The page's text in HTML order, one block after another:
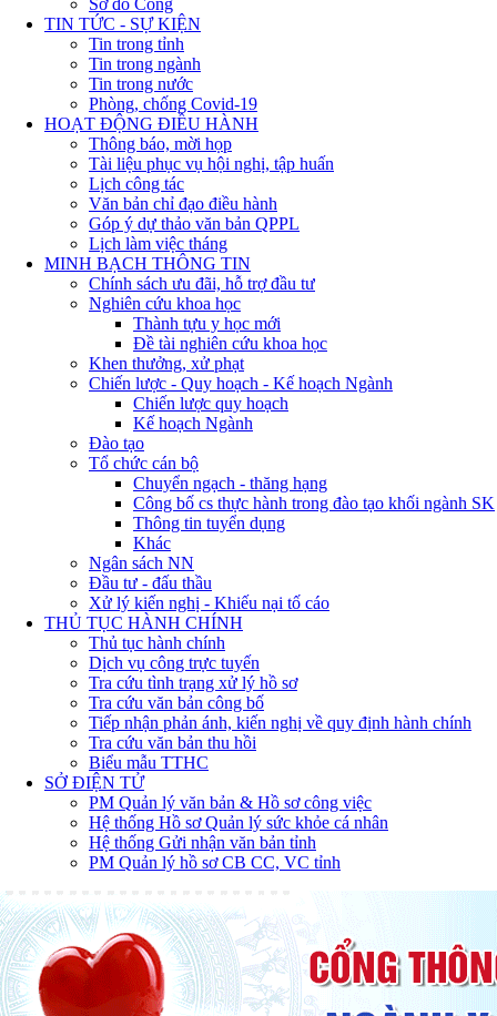
Sơ đồ Cổng
TIN TỨC - SỰ KIỆN
Tin trong tỉnh
Tin trong ngành
Tin trong nước
Phòng, chống Covid-19
HOẠT ĐỘNG ĐIỀU HÀNH
Thông báo, mời họp
Tài liệu phục vụ hội nghị, tập huấn
Lịch công tác
Văn bản chỉ đạo điều hành
Góp ý dự thảo văn bản QPPL
Lịch làm việc tháng
MINH BẠCH THÔNG TIN
Chính sách ưu đãi, hỗ trợ đầu tư
Nghiên cứu khoa học
Thành tựu y học mới
Đề tài nghiên cứu khoa học
Khen thưởng, xử phạt
Chiến lược - Quy hoạch - Kế hoạch Ngành
Chiến lược quy hoạch
Kế hoạch Ngành
Đào tạo
Tổ chức cán bộ
Chuyển ngạch - thăng hạng
Công bố cs thực hành trong đào tạo khối ngành SK
Thông tin tuyển dụng
Khác
Ngân sách NN
Đầu tư - đấu thầu
Xử lý kiến nghị - Khiếu nại tố cáo
THỦ TỤC HÀNH CHÍNH
Thủ tục hành chính
Dịch vụ công trực tuyến
Tra cứu tình trạng xử lý hồ sơ
Tra cứu văn bản công bố
Tiếp nhận phản ánh, kiến nghị về quy định hành chính
Tra cứu văn bản thu hồi
Biểu mẫu TTHC
SỞ ĐIỆN TỬ
PM Quản lý văn bản & Hồ sơ công việc
Hệ thống Hồ sơ Quản lý sức khỏe cá nhân
Hệ thống Gửi nhận văn bản tỉnh
PM Quản lý hồ sơ CB CC, VC tỉnh